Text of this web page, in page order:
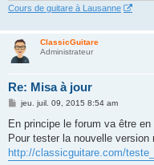
Cours de guitare à Lausanne
ClassicGuitare
Administrateur
Re: Misa à jour
M
s
a
g
e
jeu. juil. 09, 2015 8:54 am
En principe le forum va être
Pour tester la nouvelle version
http://classicguitare.com/